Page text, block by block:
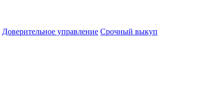
Доверительное управление Срочный выкуп